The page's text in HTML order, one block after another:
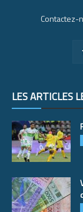
Contactez-
LES ARTICLES